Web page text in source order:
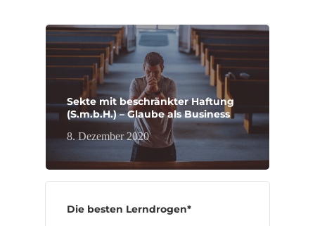
Sekte mit beschränkter Haftung
(S.m.b.H.) – Glaube als Business
8. Dezember 2020
Die besten Lerndrogen*